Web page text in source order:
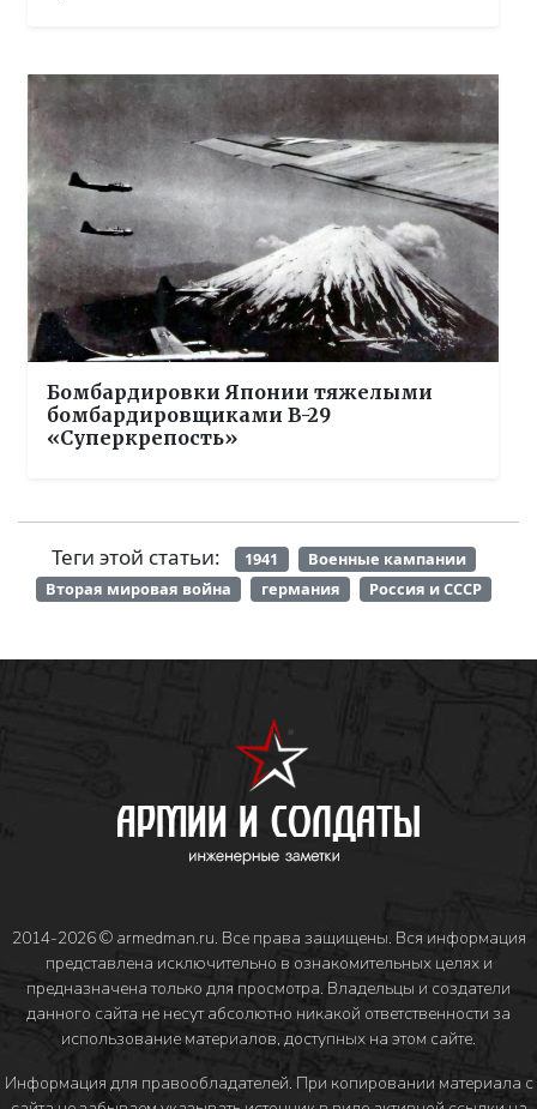
Бомбардировки Японии тяжелыми
бомбардировщиками B-29
«Суперкрепость»
Теги этой статьи: 1941
Военные кампании
Вторая мировая война
германия Россия и СССР
2014-2026 © armedman.ru. Все права защищены. Вся информация
представлена исключительно в ознакомительных целях и
предназначена только для просмотра. Владельцы и создатели
данного сайта не несут абсолютно никакой ответственности за
использование материалов, доступных на этом сайте.
Информация для правообладателей. При копировании материала с